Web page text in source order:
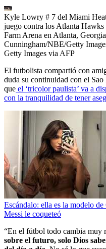
Kyle Lowry # 7 del Miami Heat
juego contra los Atlanta Hawks
Farm Arena en Atlanta,
Cunningham/NBE/Getty
Getty Images via AFP
El futbolista compartió con
duda su continuidad con el
que el ‘tricolor paulista’ va a
con la tranquilidad de tener
Escándalo: ella es la modelo
Messi le coqueteó
“En el fútbol todo cambia muy
sobre el futuro, solo Dios